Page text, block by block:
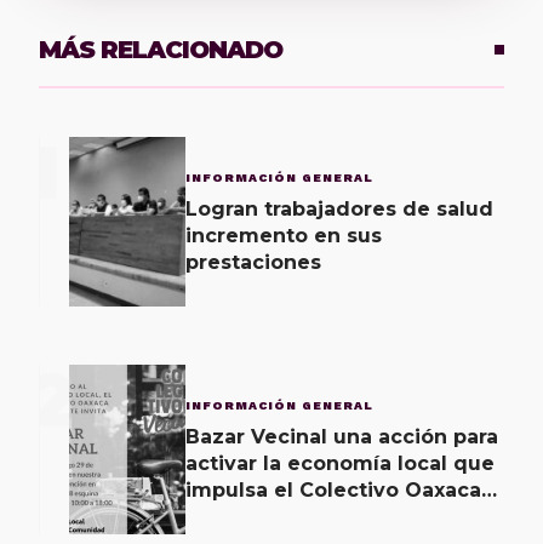
MÁS RELACIONADO
INFORMACIÓN GENERAL
Logran trabajadores de salud
incremento en sus
prestaciones
2 INFORMACIÓN GENERAL
Bazar Vecinal una acción para
activar la economía local que
impulsa el Colectivo Oaxaca